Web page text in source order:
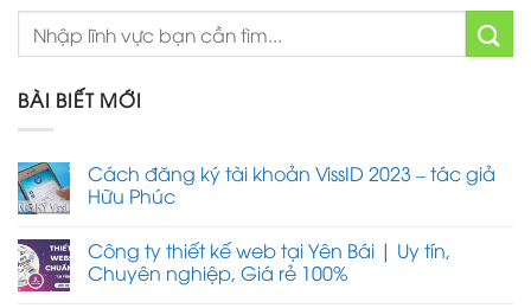
BÀI BIẾT MỚI
Cách đăng ký tài khoản VissID 2023 – tác giả
Hữu Phúc
Công ty thiết kế web tại Yên Bái | Uy tín,
Chuyên nghiệp, Giá rẻ 100%